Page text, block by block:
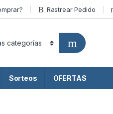
Rastrear Pedido
Sorteos OFERTAS